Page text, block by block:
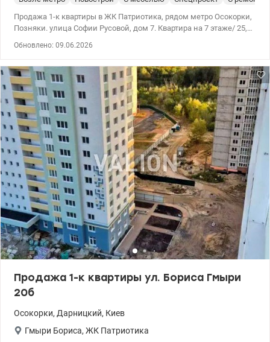
Продажа 1-к квартиры в ЖК Патриотика, рядом метро Осокорки,
Позняки. улица Софии Русовой, дом 7. Квартира на 7 этаже/ 25,
остановка маршруток, много супермаркетов, кафе, ресторан,
Новая пошта, Укрпошта, Банки, Новус, Фора. 044 200 10 80
Valion.ua/1142662
Обновлено: 09.06.2026
Продажа 1-к квартиры ул. Бориса Гмыри
20б
Осокорки, Дарницкий, Киев
Гмыри Бориса, ЖК Патриотика